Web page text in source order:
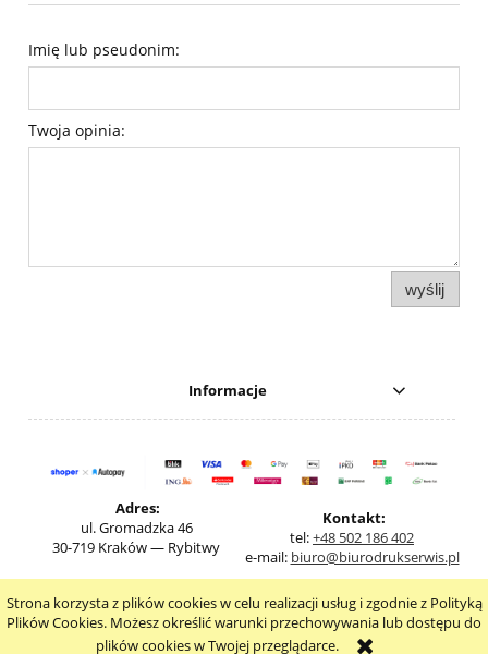
Strona korzysta z plików cookies w celu realizacji usług i zgodnie z Polityką
Plików Cookies. Możesz określić warunki przechowywania lub dostępu do
plików cookies w Twojej przeglądarce.
Imię lub pseudonim:
Twoja opinia:
wyślij
Informacje
Adres:
ul. Gromadzka 46
30-719 Kraków — Rybitwy
Kontakt:
tel:+48 502 186 402
e-mail: biuro@biurodrukserwis.pl
pokaż pełną wersję strony